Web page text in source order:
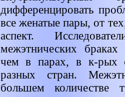
дифференцировать
все женатые пары, от
аспект.
межэтнических
чем в парах, в к-рых
разных стран.
большем количестве